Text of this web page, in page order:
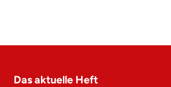
Das aktuelle Heft